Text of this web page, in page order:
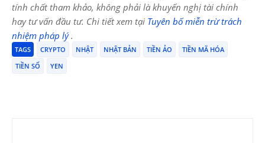
tính chất tham khảo, không phải là khuyến nghị tài chính
hay tư vấn đầu tư. Chi tiết xem tại Tuyên bố miễn trừ trách
nhiệm pháp lý.
TAGS CRYPTO NHẬT NHẬT BẢN TIỀN ẢO
TIỀN MÃ HÓA
TIỀN SỐ
YEN